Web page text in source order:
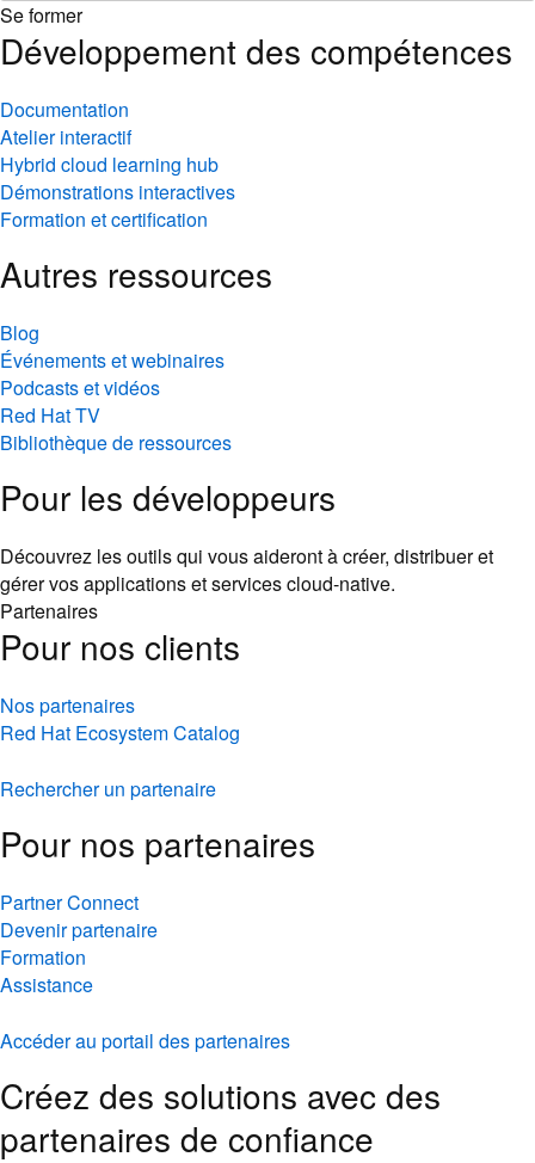
Se former
Développement des compétences
Documentation
Atelier interactif
Hybrid cloud learning hub
Démonstrations interactives
Formation et certification
Autres ressources
Blog
Événements et webinaires
Podcasts et vidéos
Red Hat TV
Bibliothèque de ressources
Pour les développeurs
Découvrez les outils qui vous aideront à créer, distribuer et
gérer vos applications et services cloud-native.
Partenaires
Pour nos clients
Nos partenaires
Red Hat Ecosystem Catalog
Rechercher un partenaire
Pour nos partenaires
Partner Connect
Devenir partenaire
Formation
Assistance
Accéder au portail des partenaires
Créez des solutions avec des
partenaires de confiance